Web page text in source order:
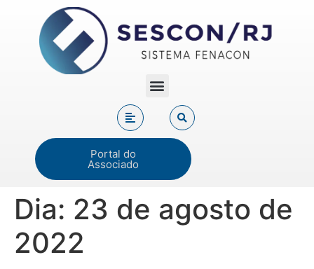
Portal do
Associado
Dia: 23 de agosto de
2022